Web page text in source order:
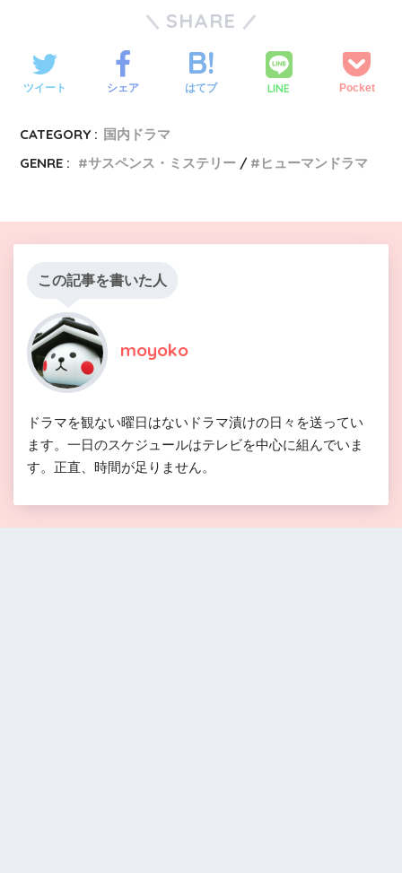
SHARE
ツイート シェア はてブ LINE Pocket
CATEGORY : 国内ドラマ
GENRE :
サスペンス・ミステリー ヒューマンドラマ
この記事を書いた人
moyoko
ドラマを観ない曜日はないドラマ漬けの日々を送ってい
ます。一日のスケジュールはテレビを中心に組んでいま
す。正直、時間が足りません。